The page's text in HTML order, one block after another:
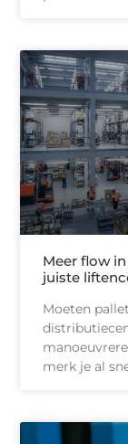
Meer flow
juiste
Moeten
merk je al